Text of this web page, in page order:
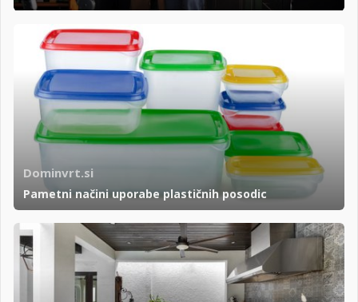
Dominvrt.si
Pametni načini uporabe plastičnih posodic